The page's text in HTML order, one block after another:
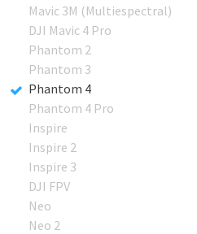
Mavic 3M (Multiespectral)
DJI Mavic 4 Pro
Phantom 2
Phantom 3
Phantom 4
Phantom 4 Pro
Inspire
Inspire 2
Inspire 3
DJI FPV
Neo
Neo 2